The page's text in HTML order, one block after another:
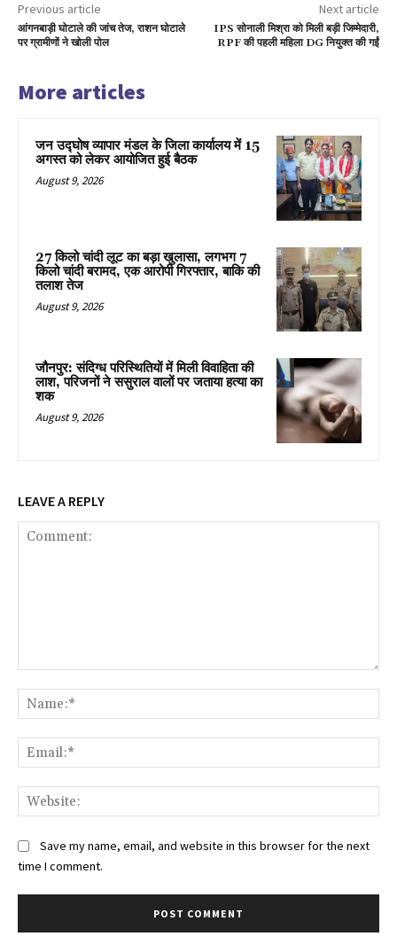
Previous article
आंगनबाड़ी घोटाले की जांच तेज, राशन घोटाले
पर ग्रामीणों ने खोली पोल
Next article
IPS सोनाली मिश्रा को मिली बड़ी जिम्मेदारी,
RPF की पहली महिला DG नियुक्त की गईं
More articles
जन उद्घोष व्यापार मंडल के जिला कार्यालय में 15
अगस्त को लेकर आयोजित हुई बैठक
August 9, 2026
27 किलो चांदी लूट का बड़ा खुलासा, लगभग 7
किलो चांदी बरामद, एक आरोपी गिरफ्तार, बाकि की
तलाश तेज
August 9, 2026
जौनपुर: संदिग्ध परिस्थितियों में मिली विवाहिता की
लाश, परिजनों ने ससुराल वालों पर जताया हत्या का
शक
August 9, 2026
LEAVE A REPLY
Save my name, email, and website in this browser for the next
time I comment.